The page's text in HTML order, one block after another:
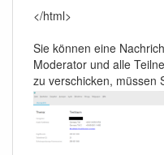
</html>
Sie können eine
Moderator und alle
zu verschicken, müssen